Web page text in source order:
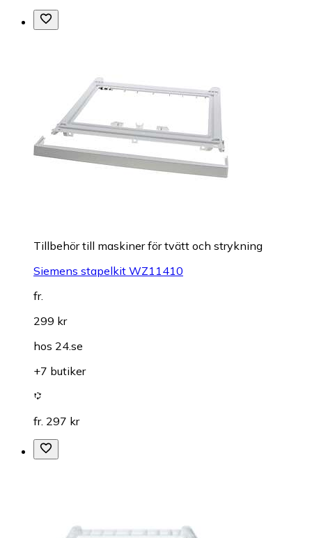
Tillbehör till maskiner för tvätt och strykning
Siemens stapelkit WZ11410
fr.
299 kr
hos 24.se
+7 butiker
fr. 297 kr